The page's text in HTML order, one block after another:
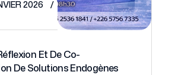
2026
Et De Co-
De Solutions Endogènes